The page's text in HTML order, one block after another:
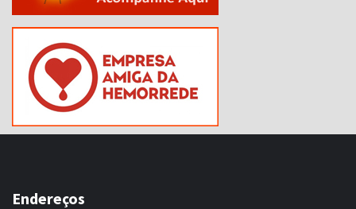
Endereços